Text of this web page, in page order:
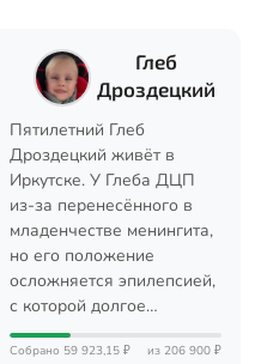
Глеб
Дроздецкий
Пятилетний Глеб
Дроздецкий живёт в
Иркутске. У Глеба ДЦП
из-за перенесённого в
младенчестве менингита,
но его положение
осложняется эпилепсией,
с которой долгое…
Собрано 59 923,15 ₽ из 206 900 ₽